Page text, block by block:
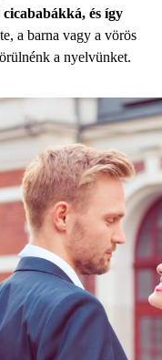
és így
a barna vagy a vörös
a nyelvünket.